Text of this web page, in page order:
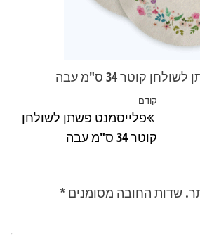
קוטר 34 ס"מ עבה
הפוסט
הקודם
קודם
פלייסמנט פשתן לשולחן
קוטר 34 ס"מ עבה
שדות החובה מסומנים *